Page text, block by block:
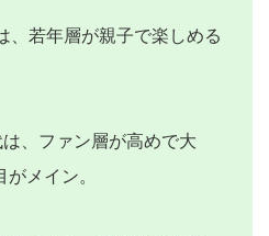
、若年層が親子で楽しめる
、ファン層が高めで大
メイン。